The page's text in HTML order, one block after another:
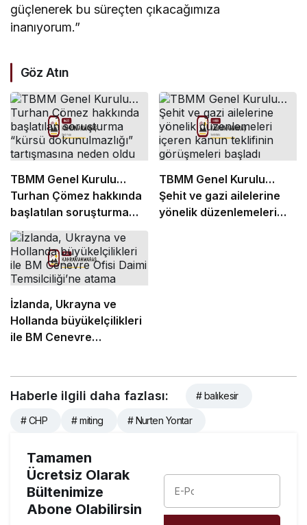
güçlenerek bu süreçten çıkacağımıza
inanıyorum.”
Göz Atın
TBMM Genel Kurulu…
Turhan Çömez hakkında
başlatılan soruşturma
“kürsü dokunulmazlığı”
tartışmasına neden oldu
TBMM Genel Kurulu…
Şehit ve gazi ailelerine
yönelik düzenlemeleri
İzlanda, Ukrayna ve
Hollanda büyükelçilikleri
ile BM Cenevre
Haberle ilgili daha fazlası: # balıkesir
# CHP # miting # Nurten Yontar
Tamamen
Ücretsiz Olarak
Bültenimize
Abone Olabilirsin